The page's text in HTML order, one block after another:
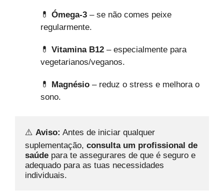
💊 Ómega-3 – se não comes peixe
regularmente.
💊 Vitamina B12 – especialmente para
vegetarianos/veganos.
💊 Magnésio – reduz o stress e melhora o
sono.
⚠️ Aviso: Antes de iniciar qualquer
suplementação, consulta um profissional de
saúde para te assegurares de que é seguro e
adequado para as tuas necessidades
individuais.